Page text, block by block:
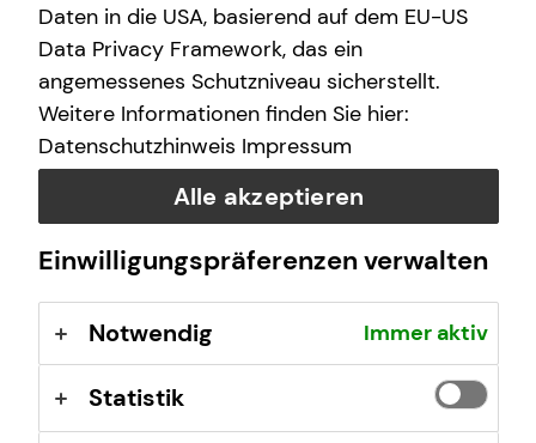
Freitag 12:00 - 20:00 Uhr
Samstag 10:00 - 16:00 Uhr
Selbstverständlich sind auch Termine außerhalb
Kontaktformular
Daten in die USA, basierend auf dem EU-US
Data Privacy Framework, das ein
angemessenes Schutzniveau sicherstellt.
Weitere Informationen finden Sie hier:
Datenschutzhinweis Impressum
Alle akzeptieren
Einwilligungspräferenzen verwalten
Notwendig Immer aktiv
Statistik